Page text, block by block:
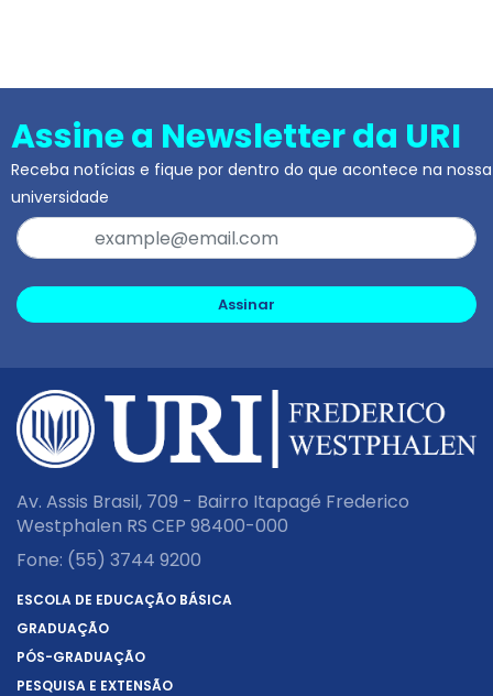
Assine a Newsletter da URI
Receba notícias e fique por dentro do que acontece na nossa
universidade
Assinar
Av. Assis Brasil, 709 - Bairro Itapagé Frederico
Westphalen RS CEP 98400-000
Fone: (55) 3744 9200
ESCOLA DE EDUCAÇÃO BÁSICA
GRADUAÇÃO
PÓS-GRADUAÇÃO
PESQUISA E EXTENSÃO